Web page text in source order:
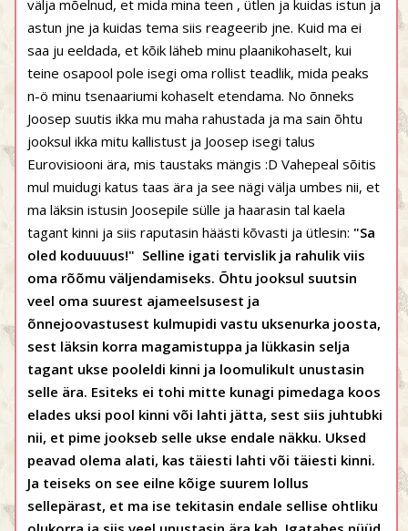
välja mõelnud, et mida mina teen , ütlen ja kuidas istun ja
astun jne ja kuidas tema siis reageerib jne. Kuid ma ei
saa ju eeldada, et kõik läheb minu plaanikohaselt, kui
teine osapool pole isegi oma rollist teadlik, mida peaks
n-ö minu tsenaariumi kohaselt etendama. No õnneks
Joosep suutis ikka mu maha rahustada ja ma sain õhtu
jooksul ikka mitu kallistust ja Joosep isegi talus
Eurovisiooni ära, mis taustaks mängis :D Vahepeal sõitis
mul muidugi katus taas ära ja see nägi välja umbes nii, et
ma läksin istusin Joosepile sülle ja haarasin tal kaela
tagant kinni ja siis raputasin häästi kõvasti ja ütlesin: "Sa
oled koduuuus!" Selline igati tervislik ja rahulik viis
oma rõõmu väljendamiseks. Õhtu jooksul suutsin
veel oma suurest ajameelsusest ja
õnnejoovastusest kulmupidi vastu uksenurka joosta,
sest läksin korra magamistuppa ja lükkasin selja
tagant ukse pooleldi kinni ja loomulikult unustasin
selle ära. Esiteks ei tohi mitte kunagi pimedaga koos
elades uksi pool kinni või lahti jätta, sest siis juhtubki
nii, et pime jookseb selle ukse endale näkku. Uksed
peavad olema alati, kas täiesti lahti või täiesti kinni.
Ja teiseks on see eilne kõige suurem lollus
sellepärast, et ma ise tekitasin endale sellise ohtliku